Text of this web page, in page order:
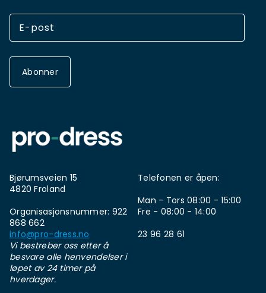
Abonner
Bjørumsveien 15
4820 Froland
Organisasjonsnummer: 922
868 662
info@pro-dress.no
Vi bestreber oss etter å
besvare alle henvendelser i
løpet av 24 timer på
hverdager.
Telefonen er åpen:
Man - Tors 08:00 - 15:00
Fre - 08:00 - 14:00
23 96 28 61